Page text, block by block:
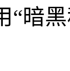
“暗